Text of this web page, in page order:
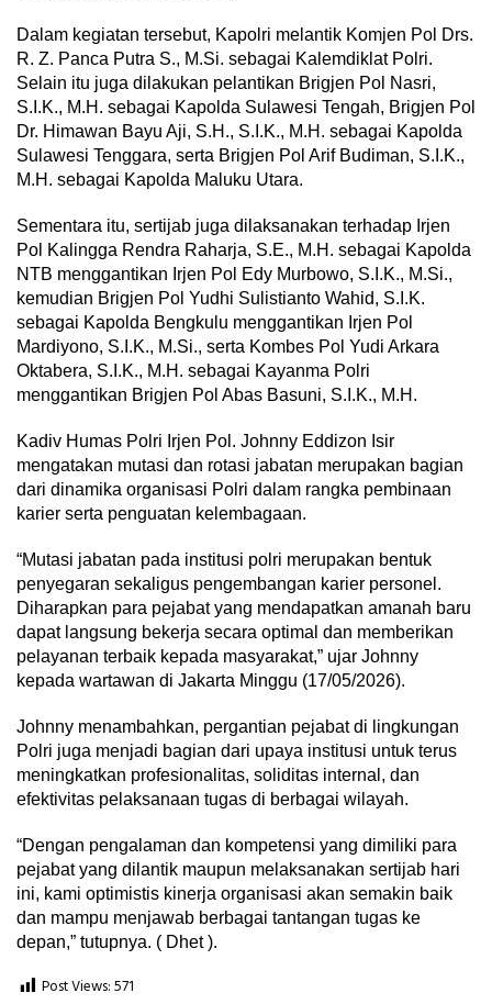
Dalam kegiatan tersebut, Kapolri melantik Komjen Pol Drs.
R. Z. Panca Putra S., M.Si. sebagai Kalemdiklat Polri.
Selain itu juga dilakukan pelantikan Brigjen Pol Nasri,
S.I.K., M.H. sebagai Kapolda Sulawesi Tengah, Brigjen Pol
Dr. Himawan Bayu Aji, S.H., S.I.K., M.H. sebagai Kapolda
Sulawesi Tenggara, serta Brigjen Pol Arif Budiman, S.I.K.,
M.H. sebagai Kapolda Maluku Utara.
Sementara itu, sertijab juga dilaksanakan terhadap Irjen
Pol Kalingga Rendra Raharja, S.E., M.H. sebagai Kapolda
NTB menggantikan Irjen Pol Edy Murbowo, S.I.K., M.Si.,
kemudian Brigjen Pol Yudhi Sulistianto Wahid, S.I.K.
sebagai Kapolda Bengkulu menggantikan Irjen Pol
Mardiyono, S.I.K., M.Si., serta Kombes Pol Yudi Arkara
Oktabera, S.I.K., M.H. sebagai Kayanma Polri
menggantikan Brigjen Pol Abas Basuni, S.I.K., M.H.
Kadiv Humas Polri Irjen Pol. Johnny Eddizon Isir
mengatakan mutasi dan rotasi jabatan merupakan bagian
dari dinamika organisasi Polri dalam rangka pembinaan
karier serta penguatan kelembagaan.
“Mutasi jabatan pada institusi polri merupakan bentuk
penyegaran sekaligus pengembangan karier personel.
Diharapkan para pejabat yang mendapatkan amanah baru
dapat langsung bekerja secara optimal dan memberikan
pelayanan terbaik kepada masyarakat,” ujar Johnny
kepada wartawan di Jakarta Minggu (17/05/2026).
Johnny menambahkan, pergantian pejabat di lingkungan
Polri juga menjadi bagian dari upaya institusi untuk terus
meningkatkan profesionalitas, soliditas internal, dan
efektivitas pelaksanaan tugas di berbagai wilayah.
“Dengan pengalaman dan kompetensi yang dimiliki para
pejabat yang dilantik maupun melaksanakan sertijab hari
ini, kami optimistis kinerja organisasi akan semakin baik
dan mampu menjawab berbagai tantangan tugas ke
depan,” tutupnya. ( Dhet ).
Post Views:571